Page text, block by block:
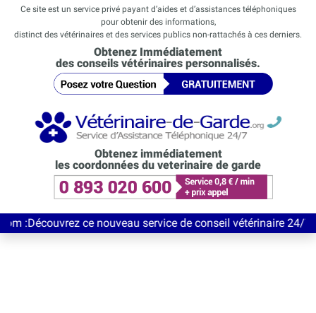
Ce site est un service privé payant d’aides et d’assistances téléphoniques
pour obtenir des informations,
distinct des vétérinaires et des services publics non-rattachés à ces derniers.
Obtenez Immédiatement
des conseils vétérinaires personnalisés.
Obtenez immédiatement
les coordonnées du veterinaire de garde
ce nouveau service de conseil vétérinaire 24/7